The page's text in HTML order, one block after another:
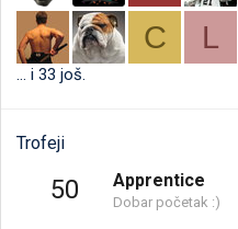
C
L
... i 33 još.
Trofeji
50 Apprentice
Dobar početak :)